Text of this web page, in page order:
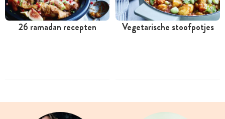
26 ramadan recepten Vegetarische stoofpotjes